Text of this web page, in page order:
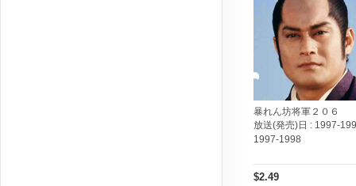
暴れん坊将軍２０６
放送(発売)日 : 1997-
1997-1998
$2.49